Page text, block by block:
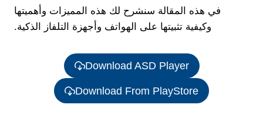
في هذه المقالة سنشرح لك هذه المميزات وأهميتها
وكيفية تثبيتها على الهواتف وأجهزة التلفاز الذكية.
Download ASD Player
Download From PlayStore